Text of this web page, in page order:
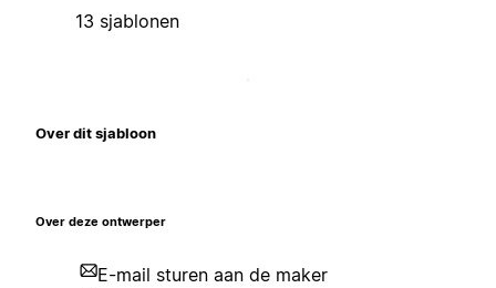
13 sjablonen
Over dit sjabloon
Over deze ontwerper
E-mail sturen aan de maker